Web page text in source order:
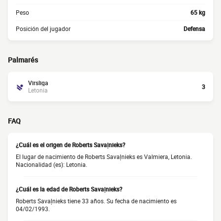
Peso 65 kg
Posición del jugador Defensa
Palmarés
Virsliga
Letonia
3
FAQ
¿Cuál es el origen de Roberts Savaļnieks?
El lugar de nacimiento de Roberts Savaļnieks es Valmiera, Letonia.
Nacionalidad (es): Letonia.
¿Cuál es la edad de Roberts Savaļnieks?
Roberts Savaļnieks tiene 33 años. Su fecha de nacimiento es
04/02/1993.